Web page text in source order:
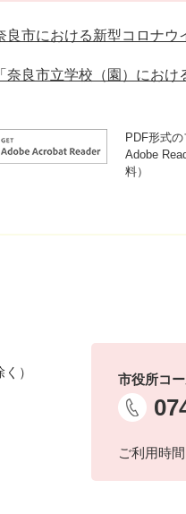
良市における新型コロナウ
「奈良市立学校（園）にお
PDF形式
Adobe
料）
）
市役所コ
ご利用時